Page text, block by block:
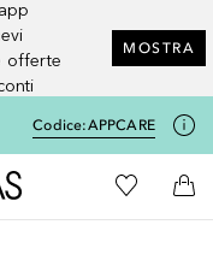
offerte
MOSTRA
Codice:APPCARE
A Douglas HomeAlla Mia
Al